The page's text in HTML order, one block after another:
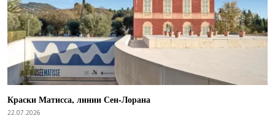
Краски Матисса, линии Сен-Лорана
22.07.2026